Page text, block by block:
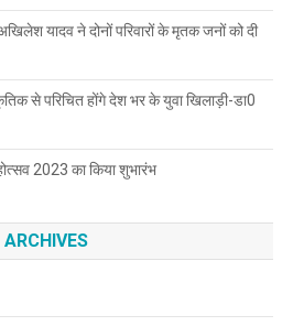
यादव ने दोनों परिवारों के मृतक जनों को दी
से परिचित होंगे देश भर के युवा खिलाड़ी-डा0
2023 का किया शुभारंभ
ARCHIVES